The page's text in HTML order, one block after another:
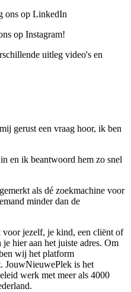
ons op LinkedIn
op Instagram!
uitleg video's en
gerust een vraag hoor, ik ben
en ik beantwoord hem zo snel
als dé zoekmachine voor
minder dan de
voor jezelf, je kind, een cliënt of
hier aan het juiste adres. Om
wij het platform
JouwNieuwePlek is het
werk met meer als 4000